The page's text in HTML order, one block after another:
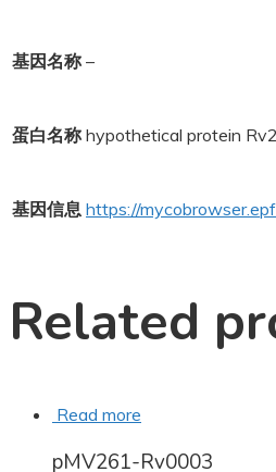
基因名称 –
蛋白名称 hypothetical protein
基因信息 https://
Related
Read more
pMV261-Rv0003